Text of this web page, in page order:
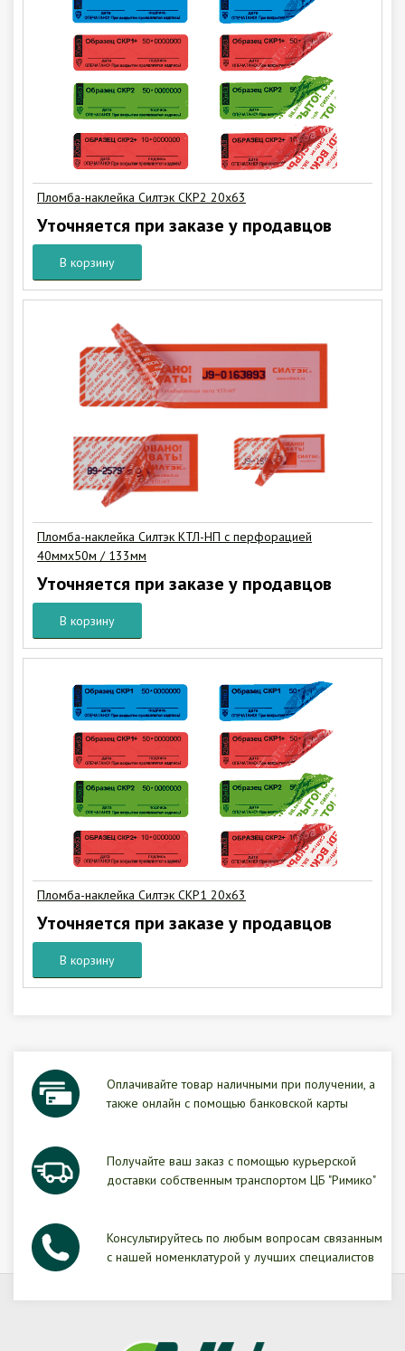
Пломба-наклейка Силтэк СКР2 20х63
Уточняется при заказе у продавцов
В корзину
Пломба-наклейка Силтэк КТЛ-НП с перфорацией
40ммх50м / 133мм
Уточняется при заказе у продавцов
В корзину
Пломба-наклейка Силтэк СКР1 20х63
Уточняется при заказе у продавцов
В корзину
Оплачивайте товар наличными при получении, а
также онлайн с помощью банковской карты
Получайте ваш заказ с помощью курьерской
доставки собственным транспортом ЦБ "Римико"
Консультируйтесь по любым вопросам связанным
с нашей номенклатурой у лучших специалистов